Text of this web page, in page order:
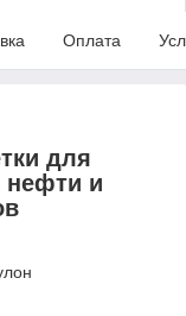
Оплата
для
нефти и